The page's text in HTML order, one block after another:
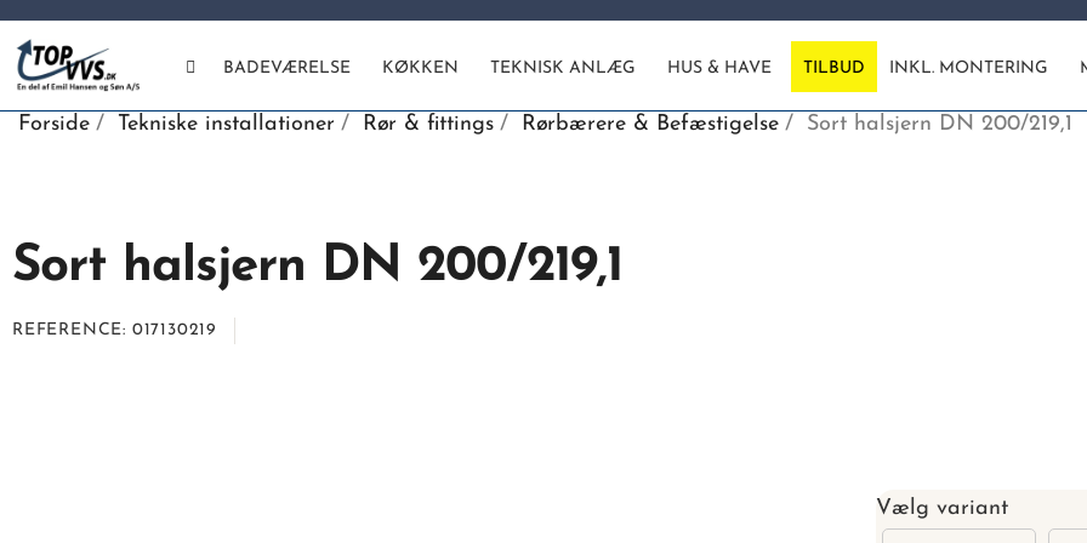
BADEVÆRELSE KØKKEN TEKNISK ANLÆG HUS & HAVE TILBUD INKL. MONTERING
Forside Tekniske installationer Rør & fittings Rørbærere & Befæstigelse Sort halsjern DN 200/219,1
Sort halsjern DN 200/219,1
REFERENCE 017130219
Vælg variant